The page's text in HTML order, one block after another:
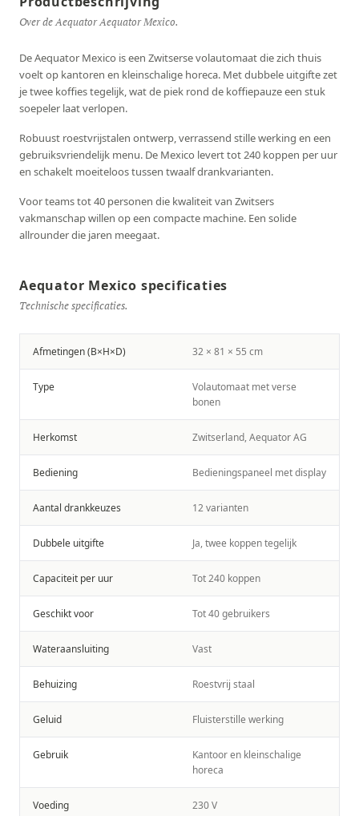
Over de Aequator Aequator Mexico.
De Aequator Mexico is een Zwitserse volautomaat die zich thuis
voelt op kantoren en kleinschalige horeca. Met dubbele uitgifte zet
je twee koffies tegelijk, wat de piek rond de koffiepauze een stuk
soepeler laat verlopen.
Robuust roestvrijstalen ontwerp, verrassend stille werking en een
gebruiksvriendelijk menu. De Mexico levert tot 240 koppen per uur
en schakelt moeiteloos tussen twaalf drankvarianten.
Voor teams tot 40 personen die kwaliteit van Zwitsers
vakmanschap willen op een compacte machine. Een solide
allrounder die jaren meegaat.
Aequator Mexico specificaties
Technische specificaties.
Afmetingen (B×H×D) 32 × 81 × 55 cm
Type
Volautomaat met verse
bonen
Herkomst Zwitserland, Aequator AG
Bediening Bedieningspaneel met display
Aantal drankkeuzes 12 varianten
Dubbele uitgifte Ja, twee koppen tegelijk
Capaciteit per uur Tot 240 koppen
Geschikt voor Tot 40 gebruikers
Wateraansluiting Vast
Behuizing Roestvrij staal
Geluid Fluisterstille werking
Gebruik
Kantoor en kleinschalige
horeca
Voeding 230 V